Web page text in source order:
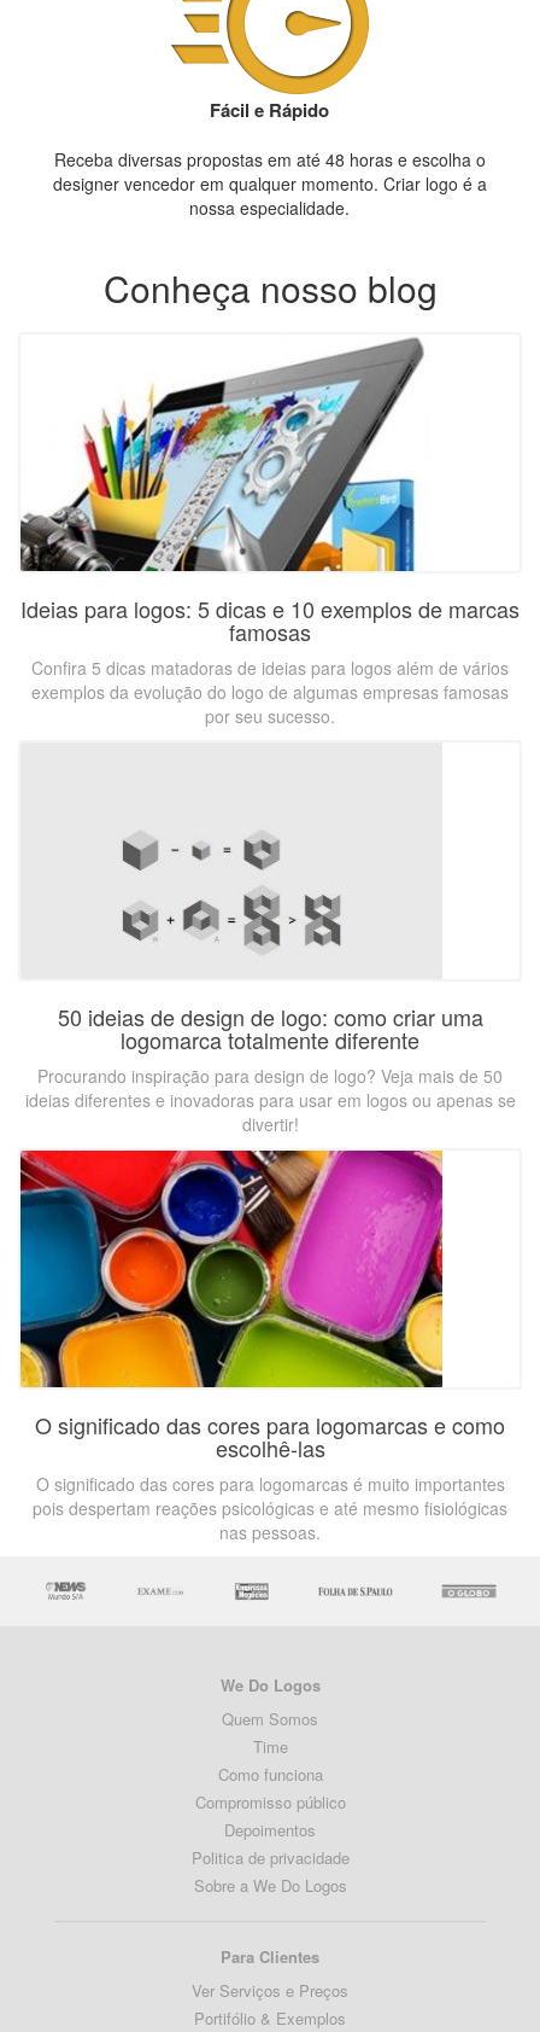
Fácil e Rápido
Receba diversas propostas em até 48 horas e escolha o
designer vencedor em qualquer momento. Criar logo é a
nossa especialidade.
Conheça nosso blog
Ideias para logos: 5 dicas e 10 exemplos de marcas
famosas
Confira 5 dicas matadoras de ideias para logos além de vários
exemplos da evolução do logo de algumas empresas famosas
por seu sucesso.
50 ideias de design de logo: como criar uma
logomarca totalmente diferente
Procurando inspiração para design de logo? Veja mais de 50
ideias diferentes e inovadoras para usar em logos ou apenas se
divertir!
O significado das cores para logomarcas e como
escolhê-las
O significado das cores para logomarcas é muito importantes
pois despertam reações psicológicas e até mesmo fisiológicas
nas pessoas.
We Do Logos
Quem Somos
Time
Como funciona
Compromisso público
Depoimentos
Politica de privacidade
Sobre a We Do Logos
Para Clientes
Ver Serviços e Preços
Portifólio & Exemplos